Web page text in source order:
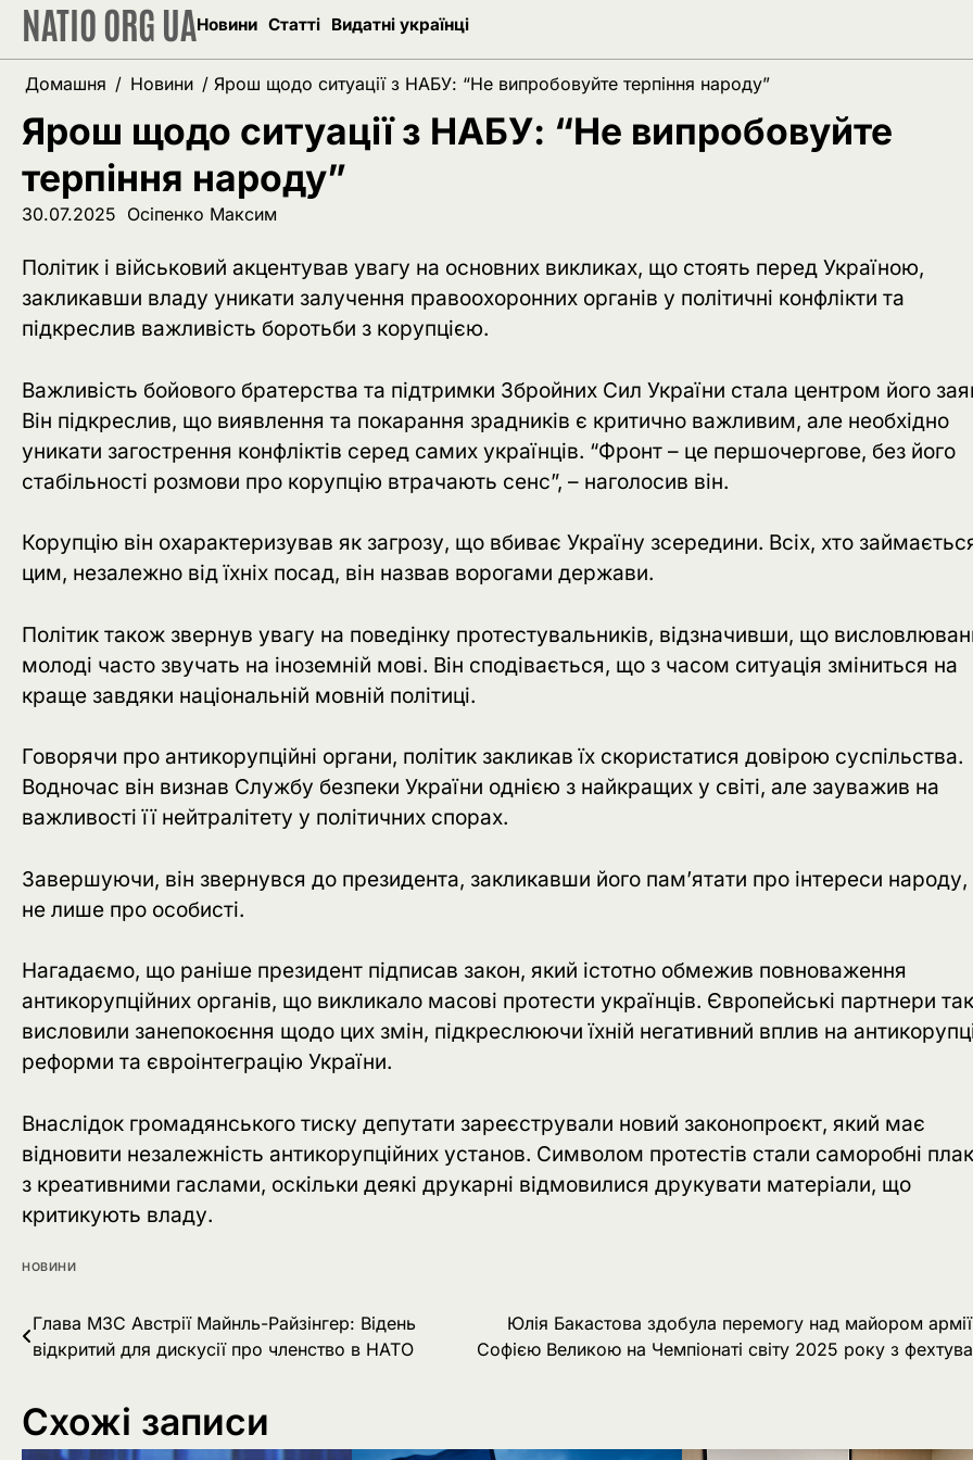
Перейти
вмісту
NATIO ORG UAНовини Статті Видатні українці
Домашня Новини Ярош щодо ситуації з НАБУ: “Не випробовуйте терпіння народу”
Ярош щодо ситуації з НАБУ: “Не випробовуйте
терпіння народу”
30.07.2025 Осіпенко Максим
Політик і військовий акцентував увагу на основних викликах, що стоять перед Україною,
закликавши владу уникати залучення правоохоронних органів у політичні конфлікти та
підкреслив важливість боротьби з корупцією.
Важливість бойового братерства та підтримки Збройних Сил України стала центром його
Він підкреслив, що виявлення та покарання зрадників є критично важливим, але необхідно
уникати загострення конфліктів серед самих українців. “Фронт – це першочергове, без його
стабільності розмови про корупцію втрачають сенс”, – наголосив він.
Корупцію він охарактеризував як загрозу, що вбиває Україну зсередини. Всіх, хто
цим, незалежно від їхніх посад, він назвав ворогами держави.
Політик також звернув увагу на поведінку протестувальників, відзначивши, що
молоді часто звучать на іноземній мові. Він сподівається, що з часом ситуація зміниться на
краще завдяки національній мовній політиці.
Говорячи про антикорупційні органи, політик закликав їх скористатися довірою суспільства.
Водночас він визнав Службу безпеки України однією з найкращих у світі, але зауважив на
важливості її нейтралітету у політичних спорах.
Завершуючи, він звернувся до президента, закликавши його пам’ятати про інтереси народу,
не лише про особисті.
Нагадаємо, що раніше президент підписав закон, який істотно обмежив повноваження
антикорупційних органів, що викликало масові протести українців. Європейські партнери
висловили занепокоєння щодо цих змін, підкреслюючи їхній негативний вплив на
реформи та євроінтеграцію України.
Внаслідок громадянського тиску депутати зареєстрували новий законопроєкт, який має
відновити незалежність антикорупційних установ. Символом протестів стали саморобні
з креативними гаслами, оскільки деякі друкарні відмовилися друкувати матеріали, що
критикують владу.
НОВИНИ
Навігація
записів
Глава МЗС Австрії Майнль-Райзінгер: Відень
відкритий для дискусії про членство в НАТО
Юлія Бакастова здобула перемогу над майором
Софією Великою на Чемпіонаті світу 2025 року з
Схожі записи